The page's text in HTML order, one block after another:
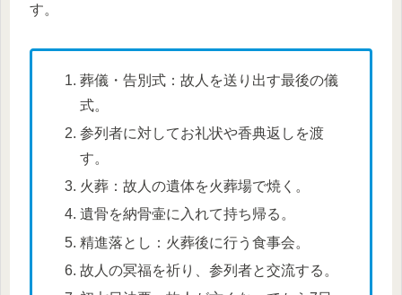
す。
葬儀・告別式：故人を送り出す最後の儀
式。
参列者に対してお礼状や香典返しを渡
す。
火葬：故人の遺体を火葬場で焼く。
遺骨を納骨壷に入れて持ち帰る。
精進落とし：火葬後に行う食事会。
故人の冥福を祈り、参列者と交流する。